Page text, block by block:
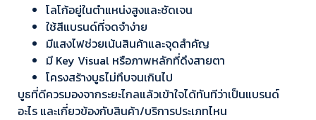
โลโก้อยู่ในตำแหน่งสูงและชัดเจน
ใช้สีแบรนด์ที่จดจำง่าย
มีแสงไฟช่วยเน้นสินค้าและจุดสำคัญ
มี Key Visual หรือภาพหลักที่ดึงสายตา
โครงสร้างบูธไม่ทึบจนเกินไป
บูธที่ดีควรมองจากระยะไกลแล้วเข้าใจได้ทันทีว่าเป็นแบรนด์
อะไร และเกี่ยวข้องกับสินค้า/บริการประเภทไหน